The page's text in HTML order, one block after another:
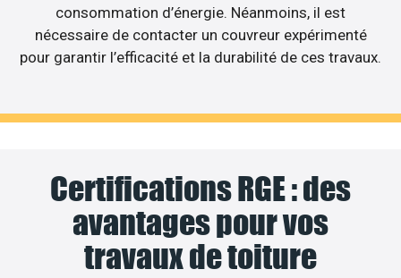
consommation d’énergie. Néanmoins, il est
nécessaire de contacter un couvreur expérimenté
pour garantir l’efficacité et la durabilité de ces travaux.
Certifications RGE : des
avantages pour vos
travaux de toiture